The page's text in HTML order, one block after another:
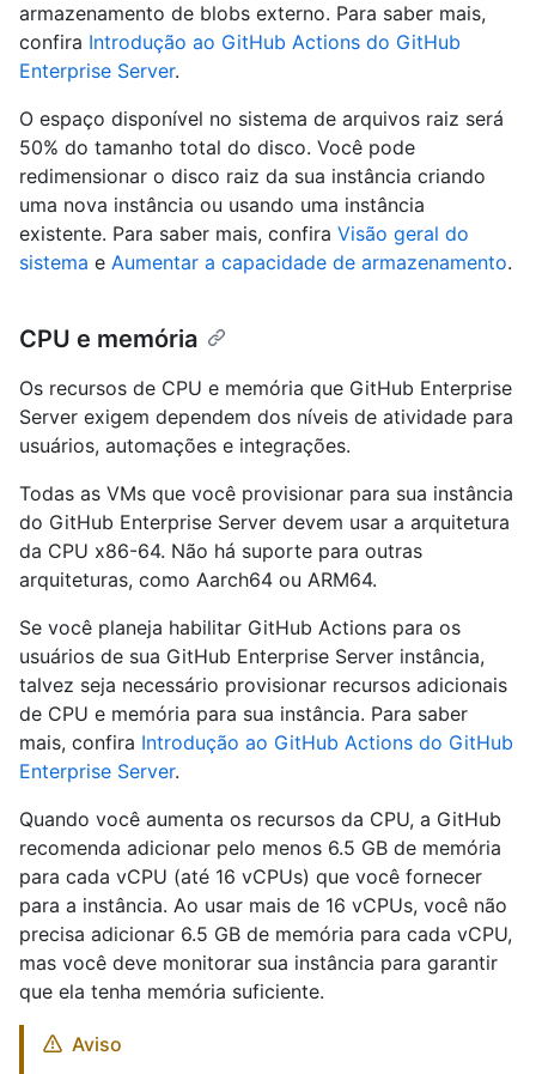
armazenamento de blobs externo. Para saber mais,
confira Introdução ao GitHub Actions do GitHub
Enterprise Server.
O espaço disponível no sistema de arquivos raiz será
50% do tamanho total do disco. Você pode
redimensionar o disco raiz da sua instância criando
uma nova instância ou usando uma instância
existente. Para saber mais, confira Visão geral do
sistema e Aumentar a capacidade de armazenamento.
CPU e memória
Os recursos de CPU e memória que GitHub Enterprise
Server exigem dependem dos níveis de atividade para
usuários, automações e integrações.
Todas as VMs que você provisionar para sua instância
do GitHub Enterprise Server devem usar a arquitetura
da CPU x86-64. Não há suporte para outras
arquiteturas, como Aarch64 ou ARM64.
Se você planeja habilitar GitHub Actions para os
usuários de sua GitHub Enterprise Server instância,
talvez seja necessário provisionar recursos adicionais
de CPU e memória para sua instância. Para saber
mais, confira Introdução ao GitHub Actions do GitHub
Enterprise Server.
Quando você aumenta os recursos da CPU, a GitHub
recomenda adicionar pelo menos 6.5 GB de memória
para cada vCPU (até 16 vCPUs) que você fornecer
para a instância. Ao usar mais de 16 vCPUs, você não
precisa adicionar 6.5 GB de memória para cada vCPU,
mas você deve monitorar sua instância para garantir
que ela tenha memória suficiente.
Aviso